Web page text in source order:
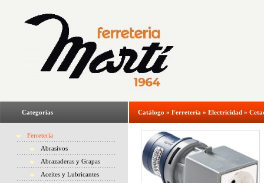
Categorías
Ferretería
Abrasivos
Abrazaderas y Grapas
Aceites y Lubricantes
Catálogo » Ferretería » Electricidad »